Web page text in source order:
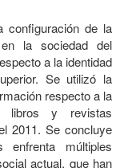
configuración de la
la sociedad del
a la identidad
Se utilizó la
respecto a la
libros y revistas
2011. Se concluye
múltiples
actual, que han